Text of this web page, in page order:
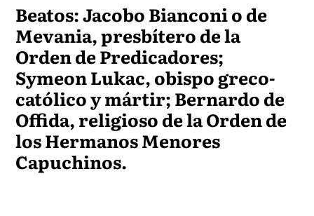
Beatos: Jacobo Bianconi o de
Mevania, presbítero de la
Orden de Predicadores;
Symeon Lukac, obispo greco-
católico y mártir; Bernardo de
Offida, religioso de la Orden de
los Hermanos Menores
Capuchinos.